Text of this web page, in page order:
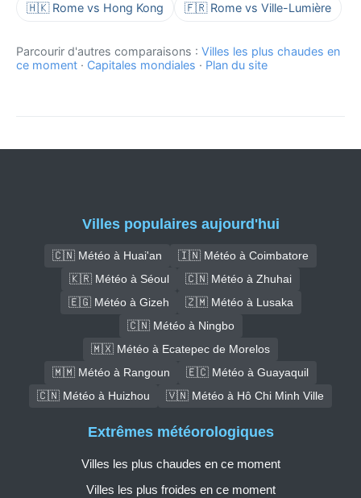
🇭🇰 Rome vs Hong Kong 🇫🇷 Rome vs Ville-Lumière
Parcourir d'autres comparaisons : Villes les plus chaudes en
ce moment · Capitales mondiales · Plan du site
Villes populaires aujourd'hui
🇨🇳 Météo à Huai'an
🇮🇳 Météo à Coimbatore
🇰🇷 Météo à Séoul
🇨🇳 Météo à Zhuhai
🇪🇬 Météo à Gizeh
🇿🇲 Météo à Lusaka
🇨🇳 Météo à Ningbo
🇲🇽 Météo à Ecatepec de Morelos
🇲🇲 Météo à Rangoun
🇪🇨 Météo à Guayaquil
🇨🇳 Météo à Huizhou
🇻🇳 Météo à Hô Chi Minh Ville
Extrêmes météorologiques
Villes les plus chaudes en ce moment
Villes les plus froides en ce moment